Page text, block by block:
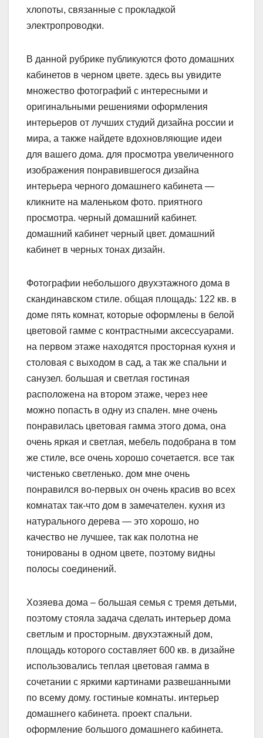
хлопоты, связанные с прокладкой
электропроводки.
В данной рубрике публикуются фото домашних
кабинетов в черном цвете. здесь вы увидите
множество фотографий с интересными и
оригинальными решениями оформления
интерьеров от лучших студий дизайна россии и
мира, а также найдете вдохновляющие идеи
для вашего дома. для просмотра увеличенного
изображения понравившегося дизайна
интерьера черного домашнего кабинета —
кликните на маленьком фото. приятного
просмотра. черный домашний кабинет.
домашний кабинет черный цвет. домашний
кабинет в черных тонах дизайн.
Фотографии небольшого двухэтажного дома в
скандинавском стиле. общая площадь: 122 кв. в
доме пять комнат, которые оформлены в белой
цветовой гамме с контрастными аксессуарами.
на первом этаже находятся просторная кухня и
столовая с выходом в сад, а так же спальни и
санузел. большая и светлая гостиная
расположена на втором этаже, через нее
можно попасть в одну из спален. мне очень
понравилась цветовая гамма этого дома, она
очень яркая и светлая, мебель подобрана в том
же стиле, все очень хорошо сочетается. все так
чистенько светленько. дом мне очень
понравился во-первых он очень красив во всех
комнатах так-что дом в замечателен. кухня из
натурального дерева — это хорошо, но
качество не лучшее, так как полотна не
тонированы в одном цвете, поэтому видны
полосы соединений.
Хозяева дома – большая семья с тремя детьми,
поэтому стояла задача сделать интерьер дома
светлым и просторным. двухэтажный дом,
площадь которого составляет 600 кв. в дизайне
использовались теплая цветовая гамма в
сочетании с яркими картинами развешанными
по всему дому. гостиные комнаты. интерьер
домашнего кабинета. проект спальни.
оформление большого домашнего кабинета.